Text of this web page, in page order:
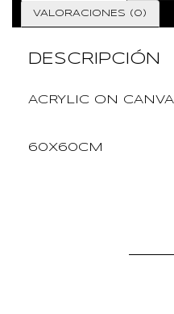
VALORACIONES (0)
DESCRIPCIÓN
ACRYLIC ON
60X60CM